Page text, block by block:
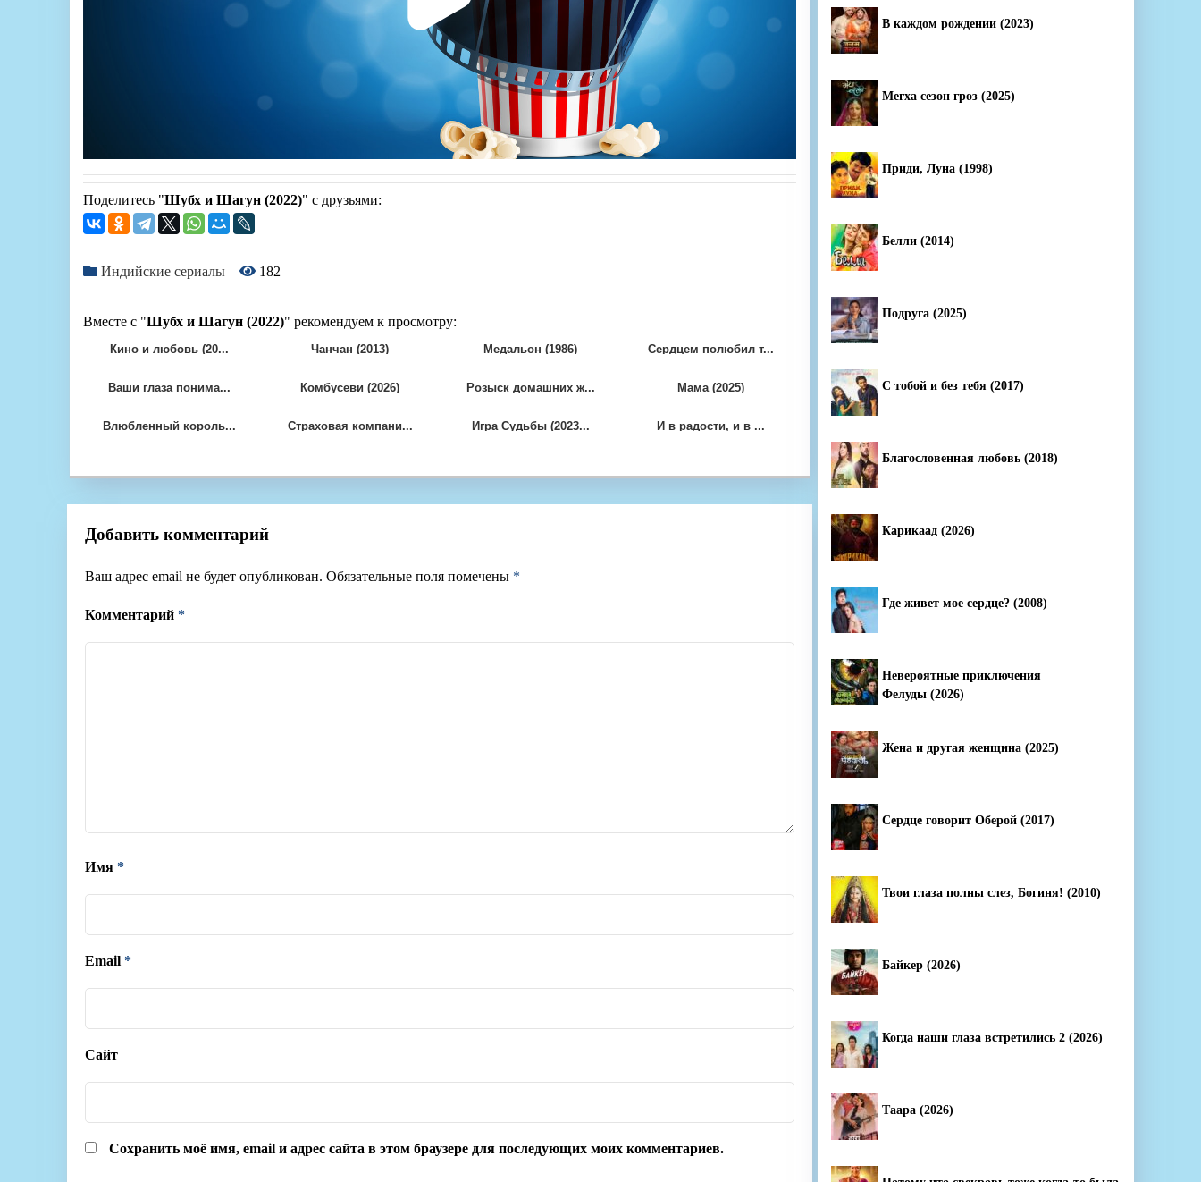
Поделитесь "Шубх и Шагун (2022)" с друзьями:
Индийские сериалы 182
Вместе с "Шубх и Шагун (2022)" рекомендуем к просмотру:
Кино и любовь (20... Чанчан (2013) Медальон (1986) Сердцем полюбил т...
Ваши глаза понима... Комбусеви (2026) Розыск домашних ж... Мама (2025)
Влюбленный король... Страховая компани... Игра Судьбы (2023... И в радости, и в ...
Добавить комментарий
Ваш адрес email не будет опубликован. Обязательные поля помечены *
Комментарий *
Имя *
Email *
Сайт
Сохранить моё имя, email и адрес сайта в этом браузере для последующих моих комментариев.
В каждом рождении (2023)
Мегха сезон гроз (2025)
Приди, Луна (1998)
Белли (2014)
Подруга (2025)
С тобой и без тебя (2017)
Благословенная любовь (2018)
Карикаад (2026)
Где живет мое сердце? (2008)
Невероятные приключения
Фелуды (2026)
Жена и другая женщина (2025)
Сердце говорит Оберой (2017)
Твои глаза полны слез, Богиня! (2010)
Байкер (2026)
Когда наши глаза встретились 2 (2026)
Таара (2026)